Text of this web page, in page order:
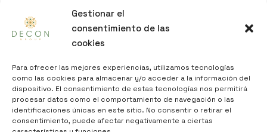
Gestionar el
consentimiento de las
cookies
Para ofrecer las mejores experiencias, utilizamos tecnologías
como las cookies para almacenar y/o acceder a la información del
dispositivo. El consentimiento de estas tecnologías nos permitirá
procesar datos como el comportamiento de navegación o las
identificaciones únicas en este sitio. No consentir o retirar el
consentimiento, puede afectar negativamente a ciertas
bySitgeshosting
INFO
AVÍS LEGAL
POLÍTICA DE PRIVADESA